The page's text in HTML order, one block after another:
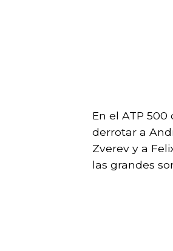
En el ATP 500
derrotar a
Zverev y a
las grandes